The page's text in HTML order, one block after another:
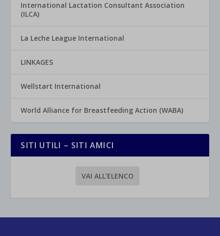
International Lactation Consultant Association
(ILCA)
La Leche League International
LINKAGES
Wellstart International
World Alliance for Breastfeeding Action (WABA)
SITI UTILI – SITI AMICI
VAI ALL’ELENCO